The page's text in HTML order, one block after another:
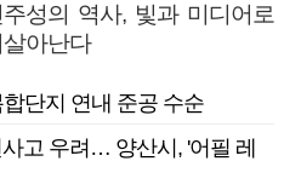
주성의 역사, 빛과 미디어로
살아난다
단지 연내 준공 수순
고 우려… 양산시, '어필 레